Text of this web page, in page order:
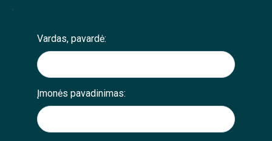
;
Vardas, pavardė:
Įmonės pavadinimas: